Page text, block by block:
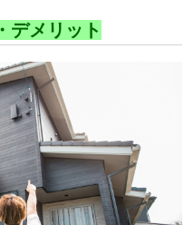
デメリット